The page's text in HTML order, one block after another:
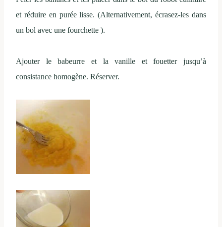
et réduire en purée lisse. (Alternativement, écrasez-les dans
un bol avec une fourchette ).
Ajouter le babeurre et la vanille et fouetter jusqu’à
consistance homogène. Réserver.